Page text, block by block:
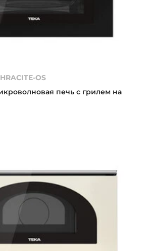
OS
печь с грилем на